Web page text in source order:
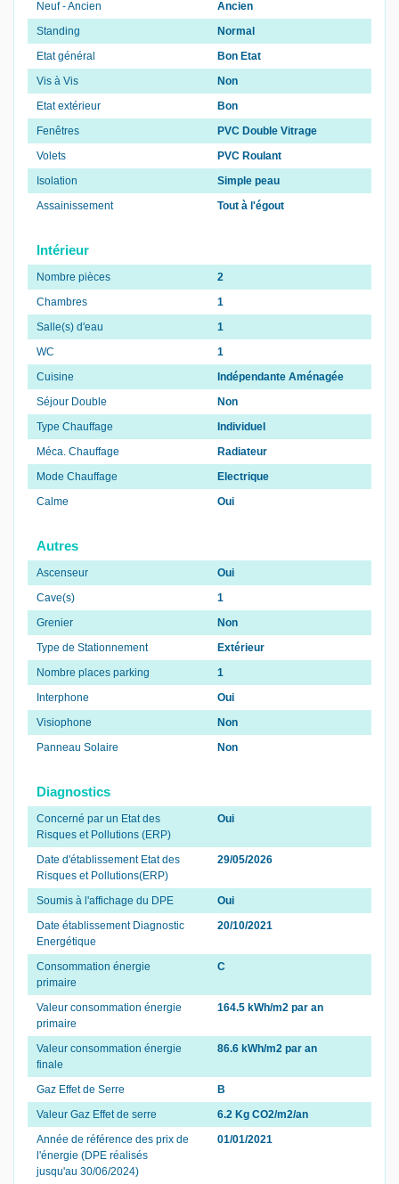
Neuf - Ancien
Ancien
Standing
Normal
Etat général
Bon Etat
Vis à Vis
Non
Etat extérieur
Bon
Fenêtres
PVC Double Vitrage
Volets
PVC Roulant
Isolation
Simple peau
Assainissement
Tout à l'égout
Intérieur
Nombre pièces
2
Chambres
1
Salle(s) d'eau
1
WC
1
Cuisine
Indépendante Aménagée
Séjour Double
Non
Type Chauffage
Individuel
Méca. Chauffage
Radiateur
Mode Chauffage
Electrique
Calme
Oui
Autres
Ascenseur
Oui
Cave(s)
1
Grenier
Non
Type de Stationnement
Extérieur
Nombre places parking
1
Interphone
Oui
Visiophone
Non
Panneau Solaire
Non
Diagnostics
Concerné par un Etat des
Risques et Pollutions (ERP)
Oui
Date d'établissement Etat des
Risques et Pollutions(ERP)
29/05/2026
Soumis à l'affichage du DPE
Oui
Date établissement Diagnostic
Energétique
20/10/2021
Consommation énergie
primaire
C
Valeur consommation énergie
primaire
164.5 kWh/m2 par an
Valeur consommation énergie
finale
86.6 kWh/m2 par an
Gaz Effet de Serre
B
Valeur Gaz Effet de serre
6.2 Kg CO2/m2/an
Année de référence des prix de
l'énergie (DPE réalisés
jusqu'au 30/06/2024)
01/01/2021